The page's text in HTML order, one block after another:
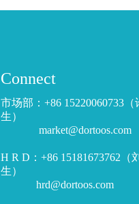
Connect
市场部：+86 15220060733（
生）
market@dortoos.com
H R D：+86 15181673762（
生）
hrd@dortoos.com